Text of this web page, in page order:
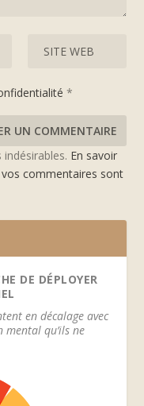
*
En savoir
commentaires sont
DE DÉPLOYER
en décalage avec
qu’ils ne